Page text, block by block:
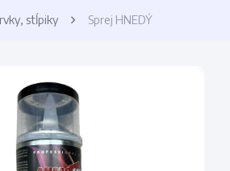
stĺpiky Sprej HNEDÝ